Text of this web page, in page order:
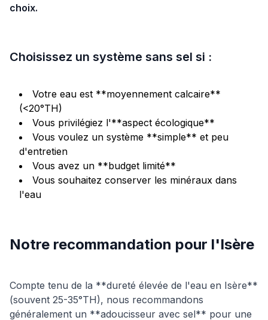
choix.
Choisissez un système sans sel si :
Votre eau est **moyennement calcaire**
(<20°TH)
Vous privilégiez l'**aspect écologique**
Vous voulez un système **simple** et peu
d'entretien
Vous avez un **budget limité**
Vous souhaitez conserver les minéraux dans
l'eau
Notre recommandation pour l'Isère
Compte tenu de la **dureté élevée de l'eau en Isère**
(souvent 25-35°TH), nous recommandons
généralement un **adoucisseur avec sel** pour une